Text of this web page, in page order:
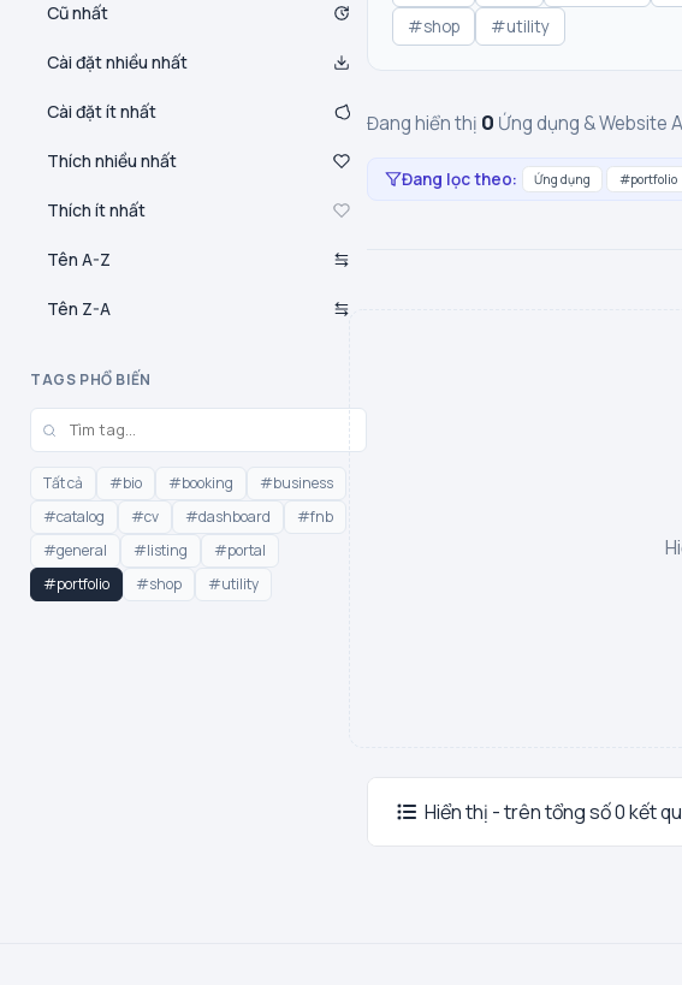
Cũ nhất
Cài đặt nhiều nhất
Cài đặt ít nhất
Thích nhiều nhất
Thích ít nhất
Tên A-Z
Tên Z-A
TAGS PHỔ BIẾN
Tất cả #bio #booking
#business
#catalog
#cv #dashboard
#fnb
#general
#listing
#portal
#portfolio
#shop #utility
#shop
#utility
Đang hiển thị 0 Ứng dụng & Website
Đang lọc theo: Ứng dụng #portfolio
Hiển thị - trên tổng số 0 kết